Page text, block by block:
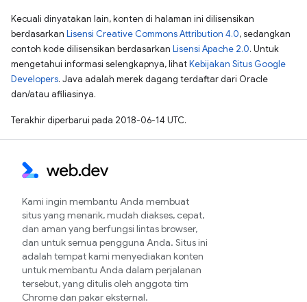
Kecuali dinyatakan lain, konten di halaman ini dilisensikan
berdasarkan Lisensi Creative Commons Attribution 4.0, sedangkan
contoh kode dilisensikan berdasarkan Lisensi Apache 2.0. Untuk
mengetahui informasi selengkapnya, lihatKebijakan Situs Google
Developers. Java adalah merek dagang terdaftar dari Oracle
dan/atau afiliasinya.
Terakhir diperbarui pada 2018-06-14 UTC.
Kami ingin membantu Anda membuat
situs yang menarik, mudah diakses, cepat,
dan aman yang berfungsi lintas browser,
dan untuk semua pengguna Anda. Situs ini
adalah tempat kami menyediakan konten
untuk membantu Anda dalam perjalanan
tersebut, yang ditulis oleh anggota tim
Chrome dan pakar eksternal.